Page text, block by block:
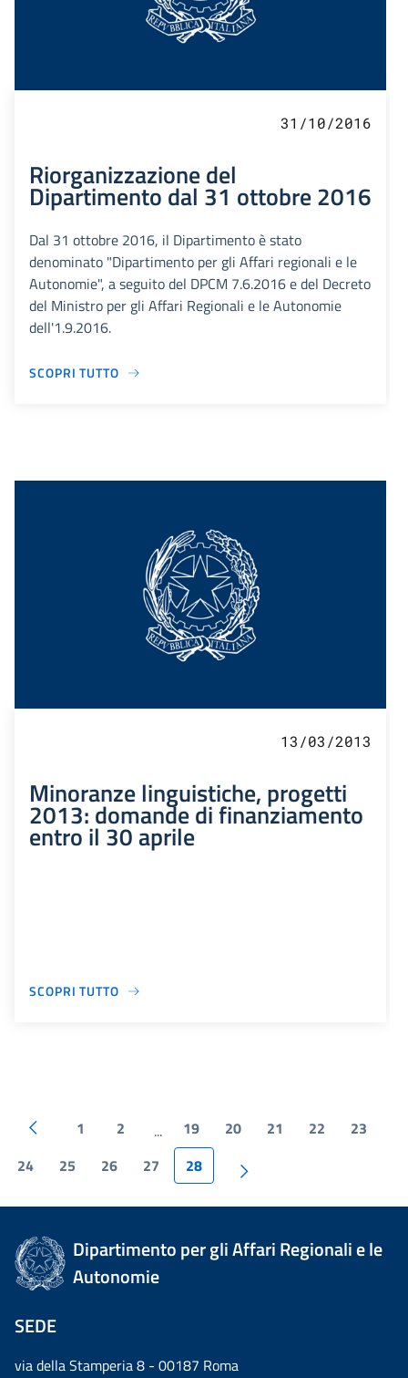
31/10/2016
Riorganizzazione del
Dipartimento dal 31 ottobre 2016
Dal 31 ottobre 2016, il Dipartimento è stato
denominato "Dipartimento per gli Affari regionali e le
Autonomie", a seguito del DPCM 7.6.2016 e del Decreto
del Ministro per gli Affari Regionali e le Autonomie
dell'1.9.2016.
SCOPRI TUTTO
13/03/2013
Minoranze linguistiche, progetti
2013: domande di finanziamento
entro il 30 aprile
SCOPRI TUTTO
1 2 ... 19 20 21 22
23
24
25 26 27 28
Dipartimento per gli Affari Regionali e le
Autonomie
SEDE
via della Stamperia 8 - 00187 Roma